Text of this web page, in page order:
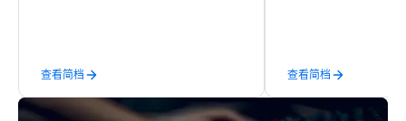
catering industry.
查看简档
times, all-inclusive
turnarounds, strong
relationships, and
查看简档